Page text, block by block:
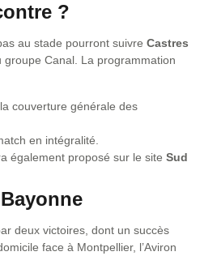
?
au stade pourront suivre Castres
groupe Canal. La programmation
couverture générale des
en intégralité.
également proposé sur le site Sud
deux victoires, dont un succès
face à Montpellier, l’Aviron